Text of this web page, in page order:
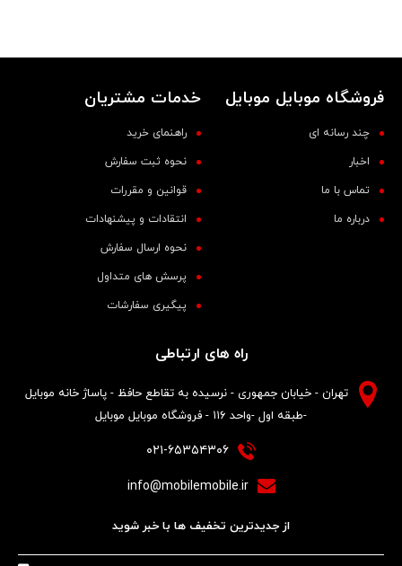
فروشگاه موبایل موبایل
چند رسانه ای
اخبار
تماس با ما
درباره ما
خدمات مشتریان
راهنمای خرید
نحوه ثبت سفارش
قوانین و مقررات
انتقادات و پیشنهادات
نحوه ارسال سفارش
پرسش های متداول
پیگیری سفارشات
راه های ارتباطی
تهران - خیابان جمهوری - نرسیده به تقاطع حافظ - پاساژ خانه موبایل
-طبقه اول -واحد ۱۱۶ - فروشگاه موبایل موبایل
۰۲۱-۶۵۳۵۴۳۰۶
info@mobilemobile.ir
از جدیدترین تخفیف ها با خبر شوید